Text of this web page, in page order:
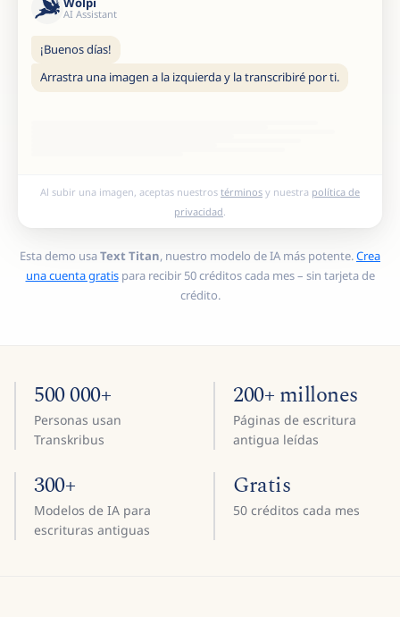
AI Assistant
¡Buenos días!
Arrastra una imagen a la izquierda y la transcribiré por ti.
Al subir una imagen, aceptas nuestros términos y nuestra política de
privacidad
Esta demo usaText Titan, nuestro modelo de IA más potente.Crea
una cuenta gratispara recibir 50 créditos cada mes – sin tarjeta de
crédito.
500 000+
Personas usan
Transkribus
200+ millones
Páginas de escritura
antigua leídas
300+
Modelos de IA para
escrituras antiguas
Gratis
50 créditos cada mes